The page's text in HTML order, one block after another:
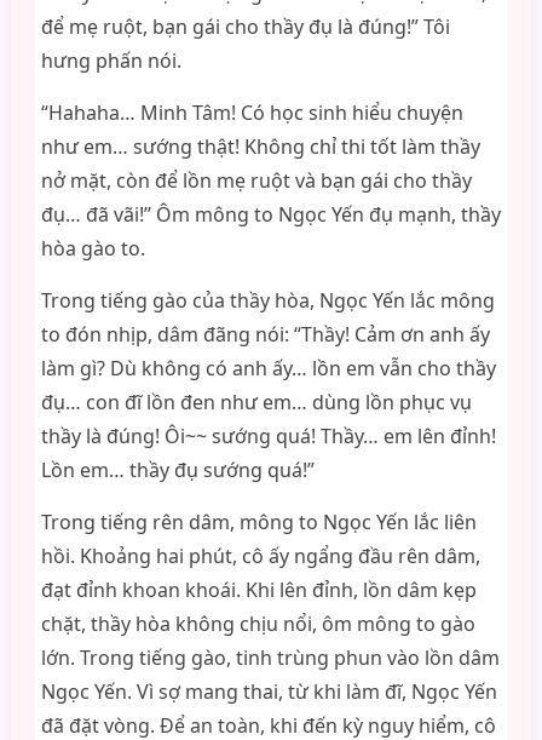
để mẹ ruột, bạn gái cho thầy đụ là đúng!” Tôi
hưng phấn nói.
“Hahaha… Minh Tâm! Có học sinh hiểu chuyện
như em… sướng thật! Không chỉ thi tốt làm thầy
nở mặt, còn để lồn mẹ ruột và bạn gái cho thầy
đụ… đã vãi!” Ôm mông to Ngọc Yến đụ mạnh, thầy
hòa gào to.
Trong tiếng gào của thầy hòa, Ngọc Yến lắc mông
to đón nhịp, dâm đãng nói: “Thầy! Cảm ơn anh ấy
làm gì? Dù không có anh ấy… lồn em vẫn cho thầy
đụ… con đĩ lồn đen như em… dùng lồn phục vụ
thầy là đúng! Ôi~~ sướng quá! Thầy… em lên đỉnh!
Lồn em… thầy đụ sướng quá!”
Trong tiếng rên dâm, mông to Ngọc Yến lắc liên
hồi. Khoảng hai phút, cô ấy ngẩng đầu rên dâm,
đạt đỉnh khoan khoái. Khi lên đỉnh, lồn dâm kẹp
chặt, thầy hòa không chịu nổi, ôm mông to gào
lớn. Trong tiếng gào, tinh trùng phun vào lồn dâm
Ngọc Yến. Vì sợ mang thai, từ khi làm đĩ, Ngọc Yến
đã đặt vòng. Để an toàn, khi đến kỳ nguy hiểm, cô